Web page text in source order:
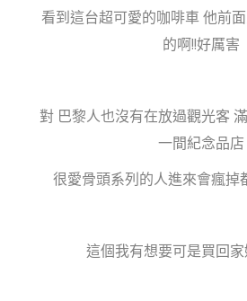
看到這台超可愛的咖啡車 他前
的啊!!好厲害
對 巴黎人也沒有在放過觀光客
一間紀念品店
很愛骨頭系列的人進來會瘋掉
這個我有想要可是買回